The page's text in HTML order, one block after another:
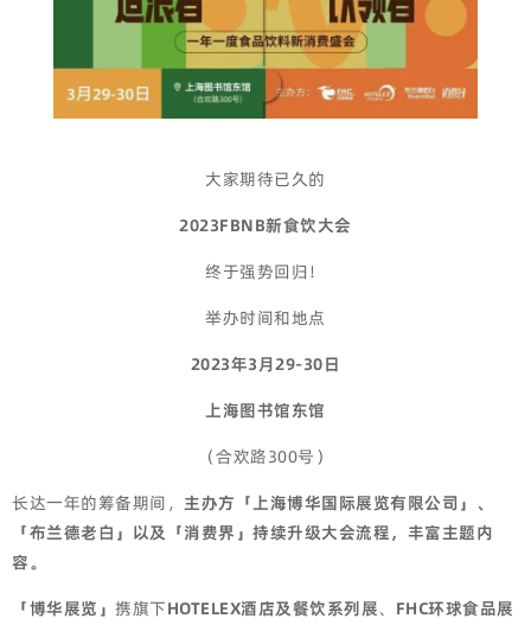
大家期待已久的
2023FBNB新食饮大会
终于强势回归！
举办时间和地点
2023年3月29-30日
上海图书馆东馆
（合欢路300号）
长达一年的筹备期间， 主办方「上海博华国际展览有限公司」、
「布兰德老白」以及「消费界」持续升级大会流程，丰富主题内
容。
「博华展览」 携旗下HOTELEX酒店及餐饮系列展、 FHC环球食品展